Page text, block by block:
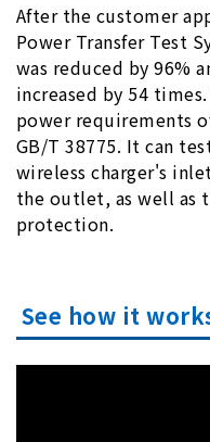
After the customer
Power Transfer Test
was reduced by 96%
increased by 54
power requirements
GB/T 38775. It can
wireless charger's
the outlet, as well as
protection.
See how it